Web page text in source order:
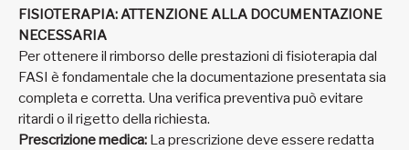
FISIOTERAPIA: ATTENZIONE ALLA DOCUMENTAZIONE
NECESSARIA
Per ottenere il rimborso delle prestazioni di fisioterapia dal
FASI è fondamentale che la documentazione presentata sia
completa e corretta. Una verifica preventiva può evitare
ritardi o il rigetto della richiesta.
Prescrizione medica: La prescrizione deve essere redatta